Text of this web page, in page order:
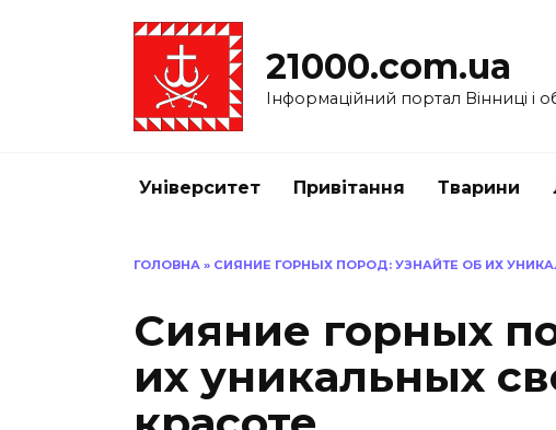
21000.com.ua
Інформаційний портал Вінниці і
Університет Привітання Тварини
ГОЛОВНА » СИЯНИЕ ГОРНЫХ ПОРОД: УЗНАЙТЕ ОБ ИХ
Сияние горных
их уникальных